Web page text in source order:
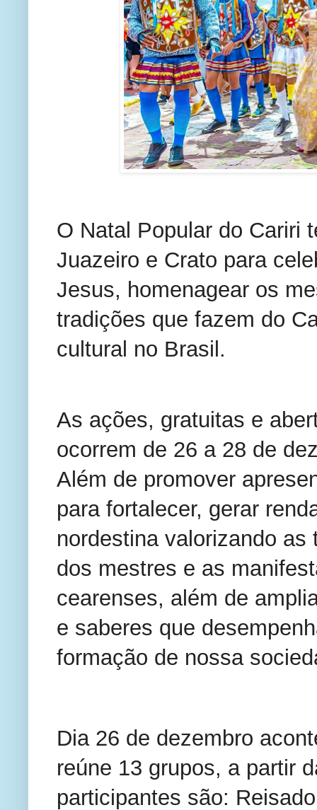
O Natal Popular do Cariri
Juazeiro e Crato para
Jesus, homenagear os
tradições que fazem do
cultural no Brasil.
As ações, gratuitas e
ocorrem de 26 a 28 de
Além de promover
para fortalecer, gerar
nordestina valorizando
dos mestres e as
cearenses, além de
e saberes que
formação de nossa
Dia 26 de dezembro
reúne 13 grupos, a partir
participantes são: